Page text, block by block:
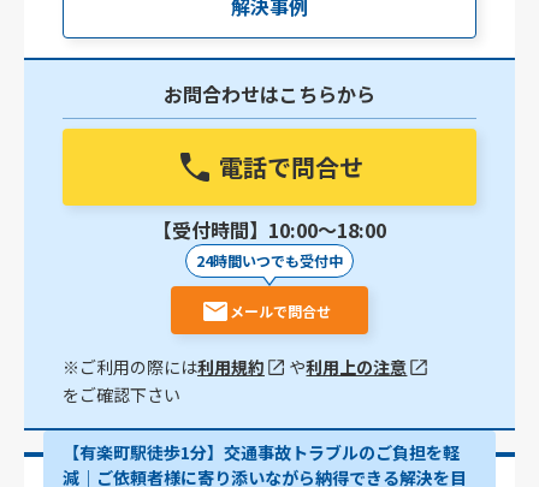
解決事例
お問合わせはこちらから
電話で問合せ
【受付時間】10:00〜18:00
24時間いつでも受付中
メールで問合せ
※ご利用の際には利用規約 や利用上の注意
をご確認下さい
【有楽町駅徒歩1分】交通事故トラブルのご負担を軽
減｜ご依頼者様に寄り添いながら納得できる解決を目